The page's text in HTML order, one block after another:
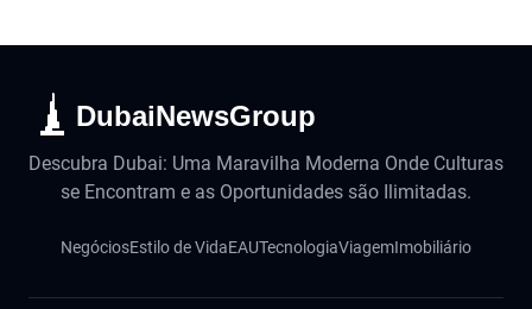
DubaiNewsGroup
Descubra Dubai: Uma Maravilha Moderna Onde Culturas
se Encontram e as Oportunidades são Ilimitadas.
NegóciosEstilo de VidaEAUTecnologiaViagemImobiliário